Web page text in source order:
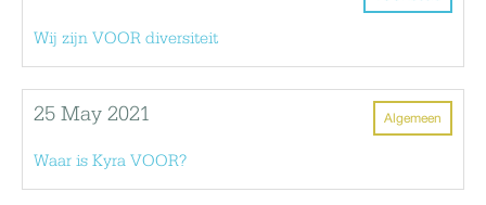
Wij zijn VOOR diversiteit
Algemeen
25 May 2021
Waar is Kyra VOOR?